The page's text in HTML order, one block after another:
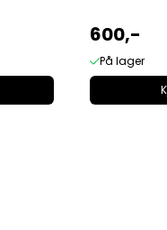
600,-
På lager